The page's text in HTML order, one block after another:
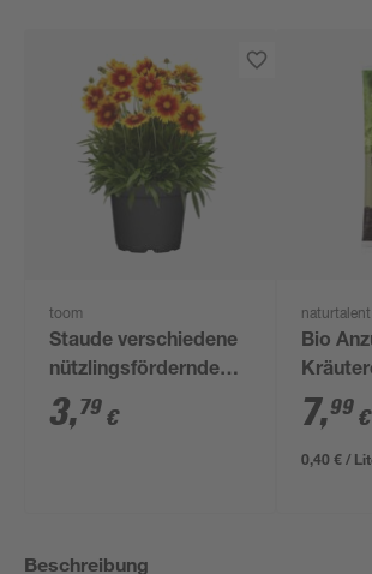
toom
Staude verschiedene
nützlingsfördernde
Sorten 13 cm Topf
3,79 €
Bio
7,99 €
0,40 € /
Beschreibung